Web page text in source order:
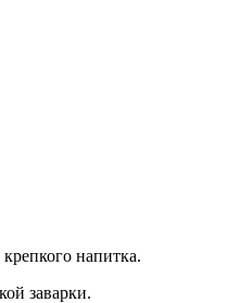
напитка.
заварки.